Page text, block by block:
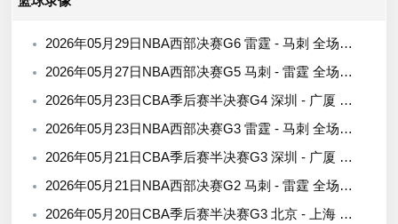
2026年05月29日NBA西部决赛G6 雷霆 - 马刺 全场录像
2026年05月27日NBA西部决赛G5 马刺 - 雷霆 全场录像
2026年05月23日CBA季后赛半决赛G4 深圳 - 广厦 全场录像
2026年05月23日NBA西部决赛G3 雷霆 - 马刺 全场录像
2026年05月21日CBA季后赛半决赛G3 深圳 - 广厦 全场录像
2026年05月21日NBA西部决赛G2 马刺 - 雷霆 全场录像
2026年05月20日CBA季后赛半决赛G3 北京 - 上海 全场录像